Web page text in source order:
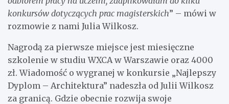
konkursów dotyczących prac magisterskich” – mówi w
rozmowie z nami Julia Wilkosz.
Nagrodą za pierwsze miejsce jest miesięczne
szkolenie w studiu WXCA w Warszawie oraz 4000
zł. Wiadomość o wygranej w konkursie „Najlepszy
Dyplom – Architektura” nadeszła od Julii Wilkosz
za granicą. Gdzie obecnie rozwija swoje